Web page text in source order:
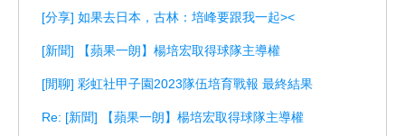
[分享] 如果去日本，古林：培峰要跟我一起><
[新聞] 【蘋果一朗】楊培宏取得球隊主導權
[閒聊] 彩虹社甲子園2023隊伍培育戰報 最終結果
Re: [新聞] 【蘋果一朗】楊培宏取得球隊主導權